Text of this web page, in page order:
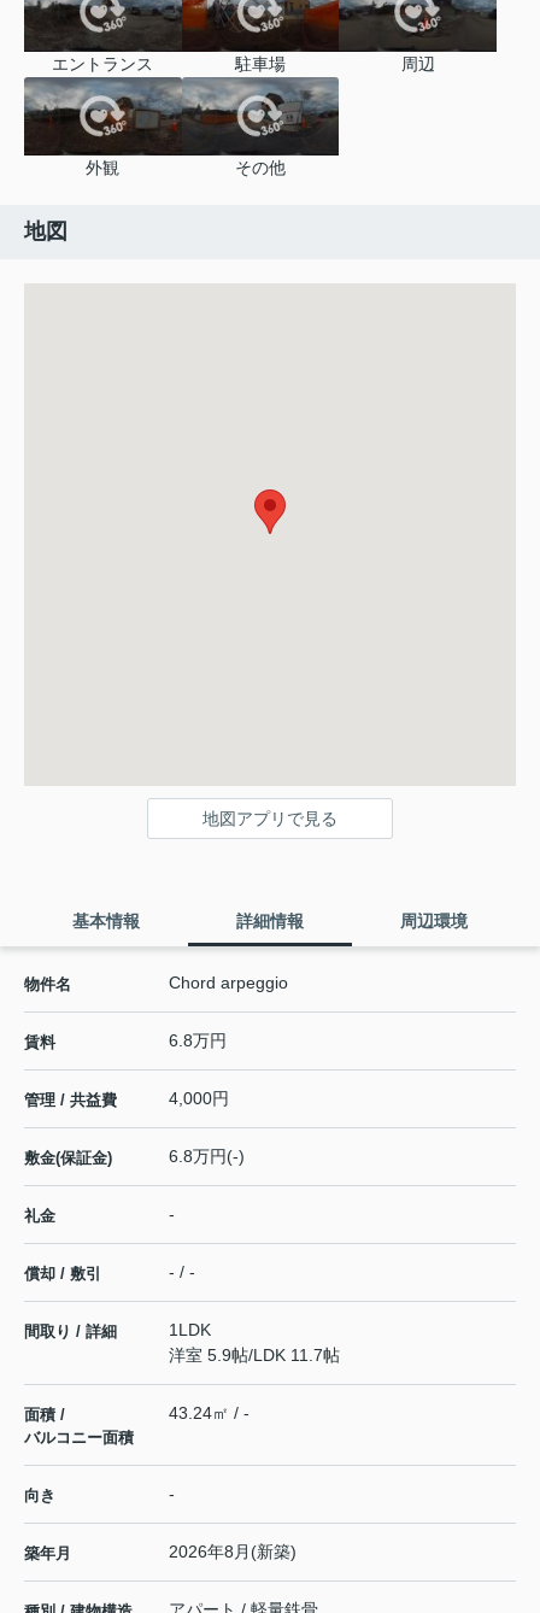
エントランス 駐車場 周辺
外観 その他
地図
地図アプリで見る
基本情報 詳細情報 周辺環境
物件名 Chord arpeggio
賃料 6.8万円
管理 / 共益費 4,000円
敷金(保証金) 6.8万円(-)
礼金 -
償却 / 敷引 - / -
間取り / 詳細
1LDK
洋室 5.9帖/LDK 11.7帖
面積 /
バルコニー面積
43.24㎡ / -
向き -
築年月 2026年8月(新築)
アパート / 軽量鉄骨